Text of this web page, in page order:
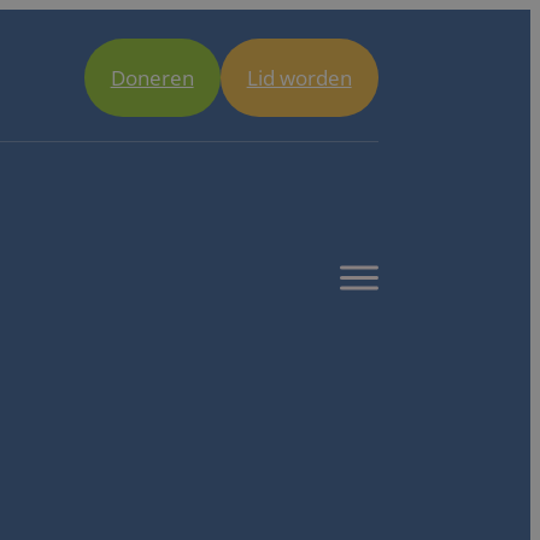
Doneren Lid worden
Open
menu